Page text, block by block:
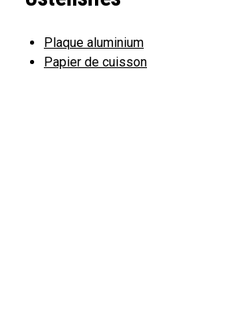
Plaque aluminium
Papier de cuisson